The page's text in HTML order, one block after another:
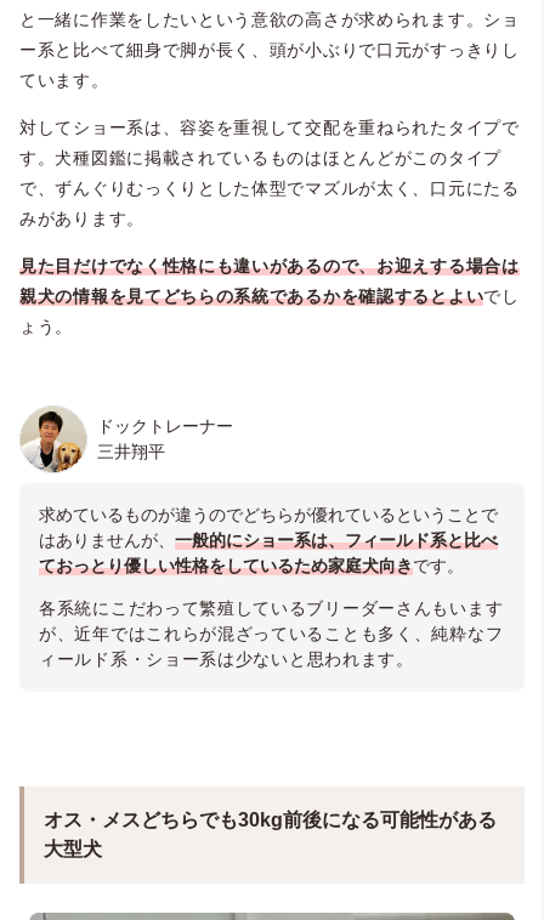
＠tsu_gram.lab（ラブラドール つーちゃん🐾）
と一緒に作業をしたいという意欲の高さが求められます。ショ
ー系と比べて細身で脚が長く、頭が小ぶりで口元がすっきりし
ています。
対してショー系は、容姿を重視して交配を重ねられたタイプで
す。犬種図鑑に掲載されているものはほとんどがこのタイプ
で、ずんぐりむっくりとした体型でマズルが太く、口元にたる
みがあります。
見た目だけでなく性格にも違いがあるので、お迎えする場合は
親犬の情報を見てどちらの系統であるかを確認するとよいでし
ょう。
ドックトレーナー
三井翔平
求めているものが違うのでどちらが優れているということで
はありませんが、 一般的にショー系は、フィールド系と比べ
ておっとり優しい性格をしているため家庭犬向きです。
各系統にこだわって繁殖しているブリーダーさんもいます
が、近年ではこれらが混ざっていることも多く、純粋なフ
ィールド系・ショー系は少ないと思われます。
オス・メスどちらでも30kg前後になる可能性がある
大型犬